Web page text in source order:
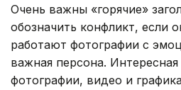
Очень важны «горячие»
обозначить конфликт, если
работают фотографии с
важная персона.
фотографии, видео и